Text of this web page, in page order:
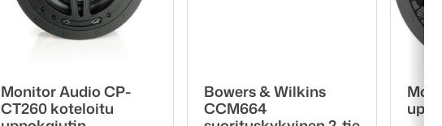
Monitor Audio CP-
CT260 koteloitu
Bowers & Wilkins
CCM664